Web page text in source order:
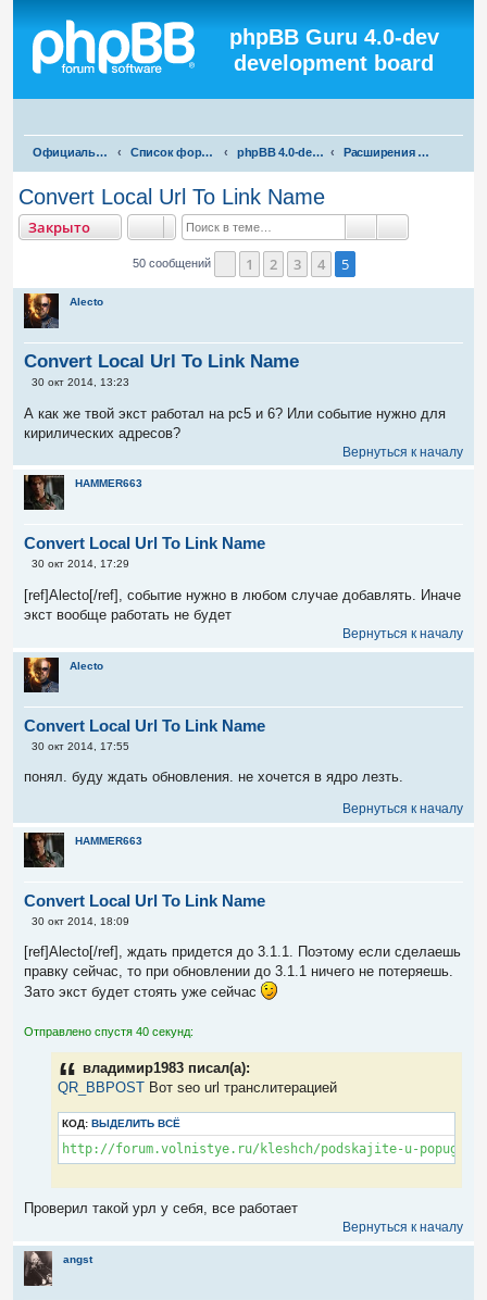
phpBB Guru 4.0-dev
development board
Официальная русская поддержка phpBB3 Список форумов phpBB 4.0-dev test Расширения для phpBB 4.0-dev
Convert Local Url To Link Name
Закрыто Поиск
50 сообщений Пред.
1 2 3 4 5
Alecto
Convert Local Url To Link Name
С
б
щ
е
30 окт 2014, 13:23
А как же твой экст работал на рс5 и 6? Или событие нужно для
кирилических адресов?
Вернуться к началу
HAMMER663
Convert Local Url To Link Name
С
б
щ
и
е
30 окт 2014, 17:29
[ref]Alecto[/ref], событие нужно в любом случае добавлять. Иначе
экст вообще работать не будет
Вернуться к началу
Alecto
Convert Local Url To Link Name
С
б
н
и
е
30 окт 2014, 17:55
понял. буду ждать обновления. не хочется в ядро лезть.
Вернуться к началу
HAMMER663
Convert Local Url To Link Name
С
б
щ
н
30 окт 2014, 18:09
[ref]Alecto[/ref], ждать придется до 3.1.1. Поэтому если сделаешь
правку сейчас, то при обновлении до 3.1.1 ничего не потеряешь.
Зато экст будет стоять уже сейчас
Отправлено спустя 40 секунд:
владимир1983 писал(а):
QR_BBPOST Вот seo url транслитерацией
КОД: ВЫДЕЛИТЬ ВСЁ
http://forum.volnistye.ru/kleshch/podskajite-u-
Проверил такой урл у себя, все работает
Вернуться к началу
angst